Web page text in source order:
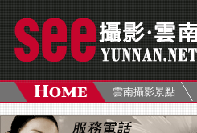
雲南攝影景點